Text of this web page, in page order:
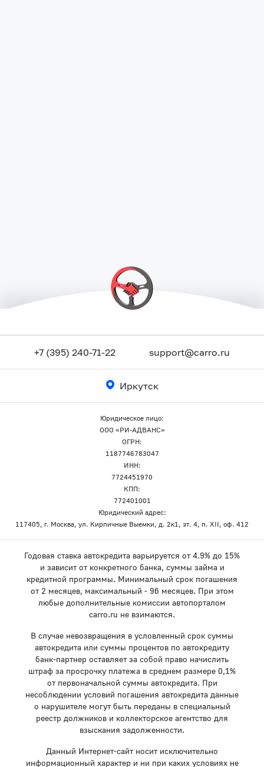
+7 (395) 240-71-22 support@carro.ru
Иркутск
Юридическое лицо:
ООО «РИ-АДВАНС»
ОГРН:
1187746783047
ИНН:
7724451970
КПП:
772401001
Юридический адрес:
117405, г. Москва, ул. Кирпичные Выемки, д. 2к1, эт. 4, п. XII, оф. 412
Годовая ставка автокредита варьируется от 4.9% до 15%
и зависит от конкретного банка, суммы займа и
кредитной программы. Минимальный срок погашения
от 2 месяцев, максимальный - 96 месяцев. При этом
любые дополнительные комиссии автопорталом
carro.ru не взимаются.
В случае невозвращения в условленный срок суммы
автокредита или суммы процентов по автокредиту
банк-партнер оставляет за собой право начислить
штраф за просрочку платежа в среднем размере 0,1%
от первоначальной суммы автокредита. При
несоблюдении условий погашения автокредита данные
о нарушителе могут быть переданы в специальный
реестр должников и коллекторское агентство для
взыскания задолженности.
Данный Интернет-сайт носит исключительно
информационный характер и ни при каких условиях не